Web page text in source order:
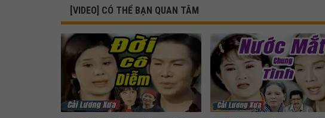
[VIDEO] CÓ THỂ BẠN QUAN TÂM